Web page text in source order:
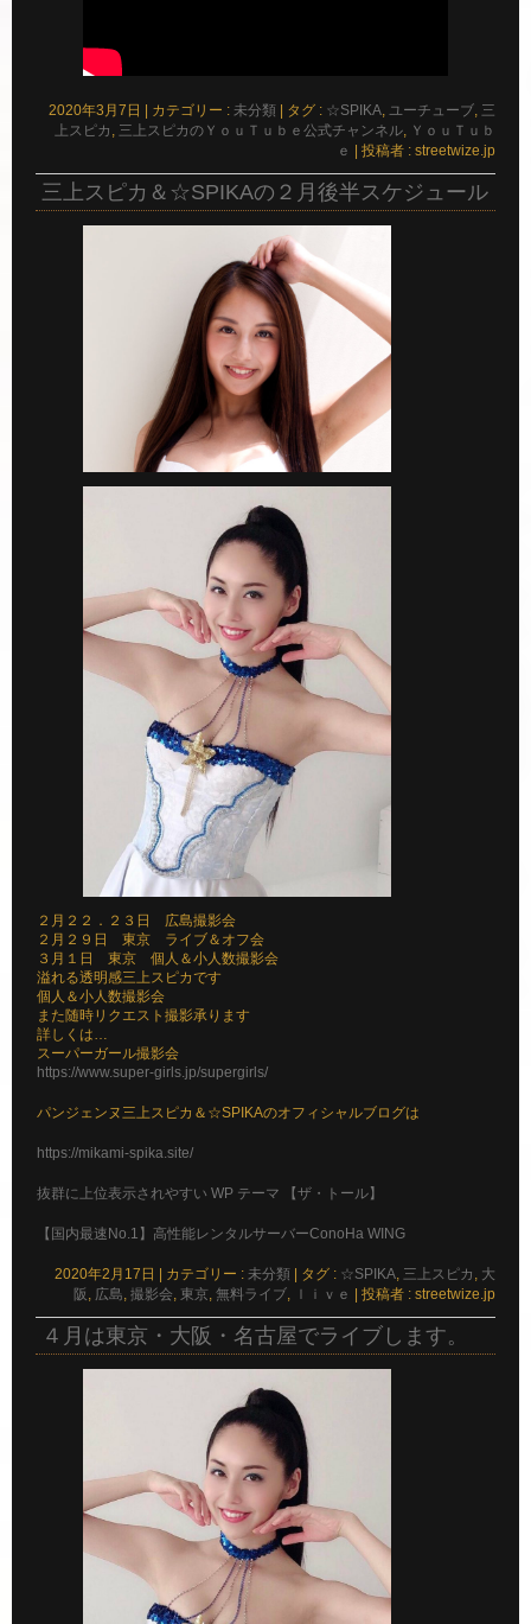
2020年3月7日 | カテゴリー : 未分類 | タグ : ☆SPIKA ユーチューブ 三
上スピカ
三上スピカのＹｏｕＴｕｂｅ公式チャンネル
ＹｏｕＴｕｂ
ｅ | 投稿者 : streetwize.jp
三上スピカ＆☆SPIKAの２月後半スケジュール
２月２２．２３日 広島撮影会
２月２９日 東京 ライブ＆オフ会
３月１日 東京 個人＆小人数撮影会
溢れる透明感三上スピカです
個人＆小人数撮影会
また随時リクエスト撮影承ります
詳しくは…
スーパーガール撮影会
https://www.super-girls.jp/supergirls/
パンジェンヌ三上スピカ＆☆SPIKAのオフィシャルブログは
https://mikami-spika.site/
抜群に上位表示されやすい WP テーマ 【ザ・トール】
【国内最速No.1】高性能レンタルサーバーConoHa WING
2020年2月17日 カテゴリー : 未分類 タグ : ☆SPIKA, 三上スピカ , 大
阪 , 広島, 撮影会, 東京, 無料ライブ, ｌｉｖｅ 投稿者 : streetwize.jp
４月は東京・大阪・名古屋でライブします。